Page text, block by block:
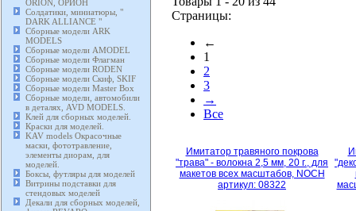
ORION, ОРИОН
Солдатики, миниатюры, "
DARK ALLIANCE "
Сборные модели ARK
MODELS
Сборные модели AMODEL
Сборные модели Флагман
Сборные модели RODEN
Сборные модели Скиф, SKIF
Сборные модели Master Box
Сборные модели, автомобили
в деталях, AVD MODELS.
Клей для сборных моделей.
Краски для моделей.
KAV models Окрасочные
маски, фототравление,
элементы диорам, для
моделей.
Боксы, футляры для моделей
Витрины подставки для
стендовых моделей
Декали для сборных моделей,
Страницы:
←
1
2
3
→
Все
Имитатор травяного покрова
"трава" - волокна 2,5 мм, 20 г., для
макетов всех масштабов, NOCH
артикул: 08322